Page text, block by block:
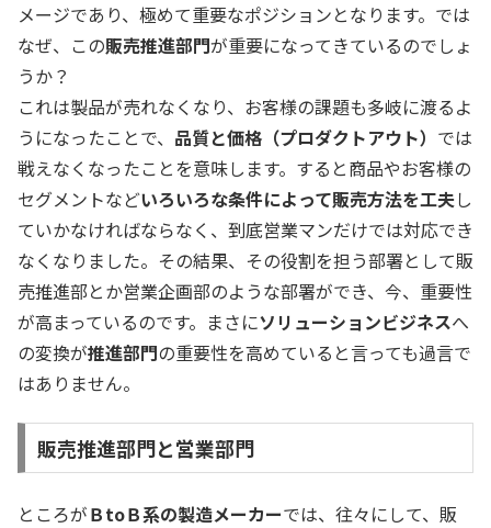
メージであり、極めて重要なポジションとなります。では
なぜ、この販売推進部門が重要になってきているのでしょ
うか？
これは製品が売れなくなり、お客様の課題も多岐に渡るよ
うになったことで、 品質と価格（プロダクトアウト） では
戦えなくなったことを意味します。すると商品やお客様の
セグメントなどいろいろな条件によって販売方法を工夫し
ていかなければならなく、到底営業マンだけでは対応でき
なくなりました。その結果、その役割を担う部署として販
売推進部とか営業企画部のような部署ができ、今、重要性
が高まっているのです。まさにソリューションビジネスへ
の変換が推進部門の重要性を高めていると言っても過言で
はありません。
販売推進部門と営業部門
ところがＢtoＢ系の製造メーカーでは、往々にして、販